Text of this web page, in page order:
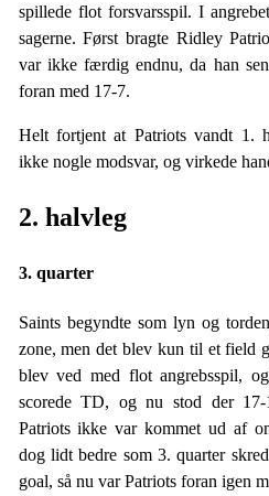
spillede flot forsvarsspil. I
sagerne. Først bragte Ridley
var ikke færdig endnu, da han
foran med 17-7.
Helt fortjent at Patriots vandt 1.
ikke nogle modsvar, og virkede
2. halvleg
3. quarter
Saints begyndte som lyn og
zone, men det blev kun til et field
blev ved med flot angrebsspil,
scorede TD, og nu stod der
Patriots ikke var kommet ud af
dog lidt bedre som 3. quarter
goal, så nu var Patriots foran igen